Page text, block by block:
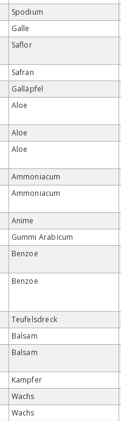
Spodium
Galle
Saflor
Safran
Galläpfel
Aloe
Aloe
Aloe
Ammoniacum
Ammoniacum
Anime
Gummi Arabicum
Benzoe
Benzoe
Teufelsdreck
Balsam
Balsam
Kampfer
Wachs
Wachs